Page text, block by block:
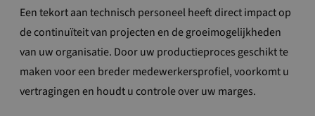
Een tekort aan technisch personeel heeft direct impact op
de continuïteit van projecten en de groeimogelijkheden
van uw organisatie. Door uw productieproces geschikt te
maken voor een breder medewerkersprofiel, voorkomt u
vertragingen en houdt u controle over uw marges.